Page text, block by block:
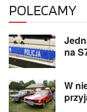
POLECAMY
na
W